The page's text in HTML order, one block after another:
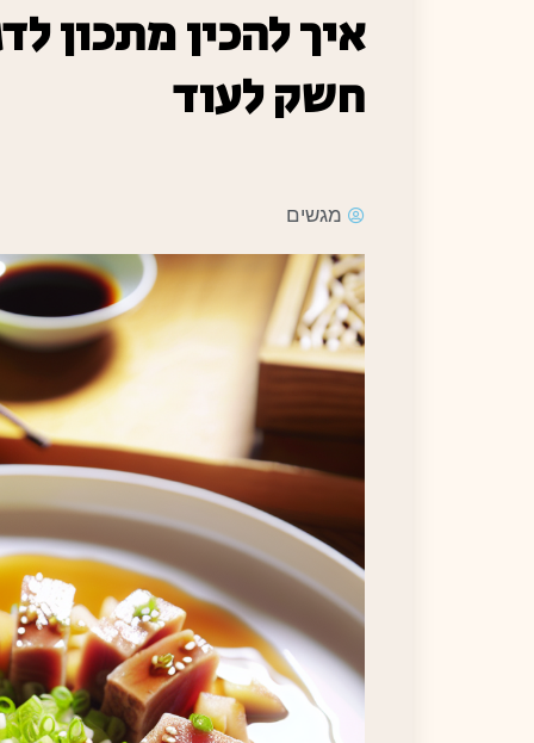
איך להכין מתכון
חשק לעוד
מגשים